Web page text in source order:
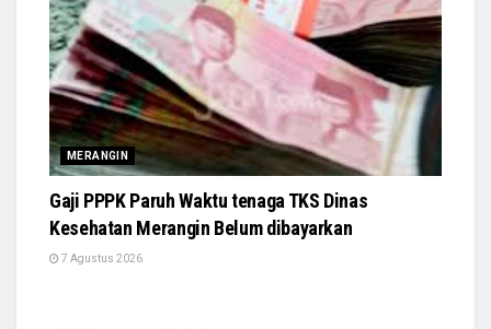
MERANGIN
Gaji PPPK Paruh Waktu tenaga TKS Dinas
Kesehatan Merangin Belum dibayarkan
7 Agustus 2026